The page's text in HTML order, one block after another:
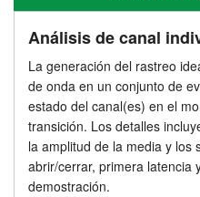
Productos
Precios
Descargas
Tutorials
Análisis de canal
La generación del rastreo
de onda en un conjunto de
estado del canal(es) en el
transición. Los detalles
la amplitud de la media y los
abrir/cerrar, primera latencia
demostración.